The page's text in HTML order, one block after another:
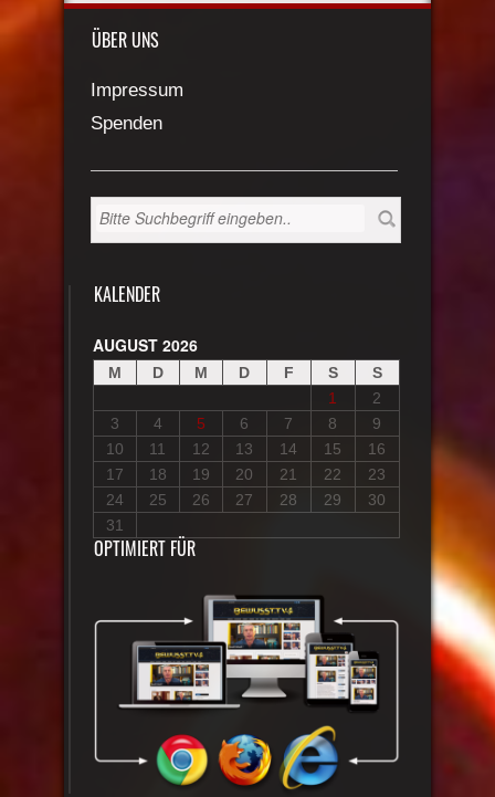
ÜBER UNS
Impressum
Spenden
KALENDER
AUGUST 2026
M D M D F S
S
1
2
3
4 5 6 7 8
9
10
11 12 13 14 15
16
17
18 19 20 21 22
23
24
25 26 27 28 29
30
31
OPTIMIERT FÜR